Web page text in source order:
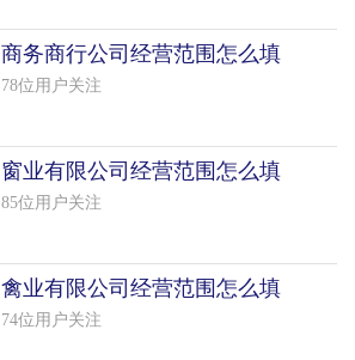
商务商行公司经营范围怎么填
写（50个模板）
78位用户关注
窗业有限公司经营范围怎么填
写（25个模板）
85位用户关注
禽业有限公司经营范围怎么填
写（34个模板）
74位用户关注